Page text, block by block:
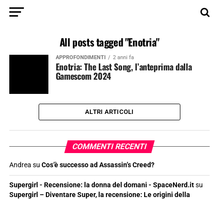
All posts tagged "Enotria"
APPROFONDIMENTI 2 anni fa
Enotria: The Last Song, l’anteprima dalla
Gamescom 2024
ALTRI ARTICOLI
COMMENTI RECENTI
Andrea su Cos’è successo ad Assassin’s Creed?
Supergirl - Recensione: la donna del domani - SpaceNerd.itsu
Supergirl – Diventare Super, la recensione: Le origini della